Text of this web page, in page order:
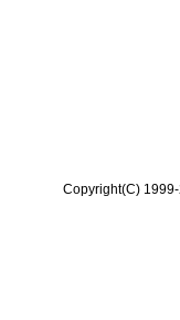
Copyright(C)